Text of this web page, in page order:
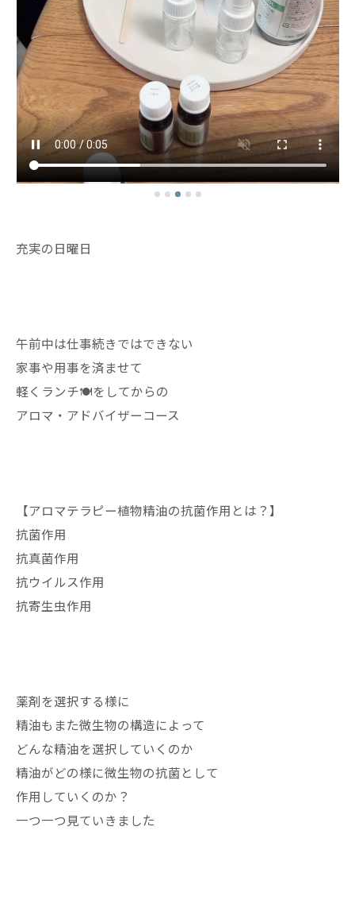
充実の日曜日
午前中は仕事続きではできない
家事や用事を済ませて
軽くランチ🍽️をしてからの
アロマ・アドバイザーコース
【アロマテラピー植物精油の抗菌作用とは？】
抗菌作用
抗真菌作用
抗ウイルス作用
抗寄生虫作用
薬剤を選択する様に
精油もまた微生物の構造によって
どんな精油を選択していくのか
精油がどの様に微生物の抗菌として
作用していくのか？
一つ一つ見ていきました